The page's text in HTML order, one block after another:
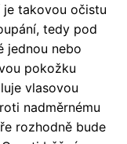
je takovou očistu
tedy pod
jednou nebo
pokožku
vlasovou
nadměrnému
rozhodně bude